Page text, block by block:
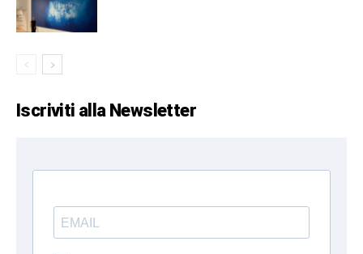
Iscriviti alla Newsletter